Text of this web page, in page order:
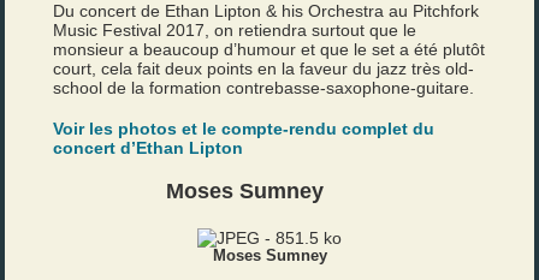
Du concert de Ethan Lipton & his Orchestra au Pitchfork
Music Festival 2017, on retiendra surtout que le
monsieur a beaucoup d’humour et que le set a été plutôt
court, cela fait deux points en la faveur du jazz très old-
school de la formation contrebasse-saxophone-guitare.
Voir les photos et le compte-rendu complet du
concert d’Ethan Lipton
Moses Sumney
Moses Sumney